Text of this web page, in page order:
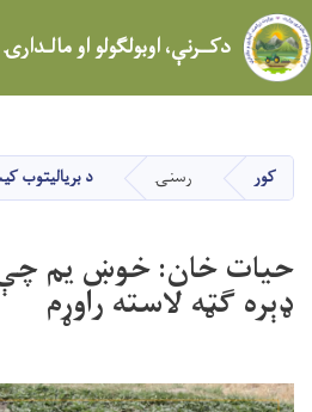
دانګل
دکــرنې، اوبولګولو او
کور رسنۍ د بریالیتوب
حیات خان: خوښ یم
ډېره ګټه لاسته راوړم